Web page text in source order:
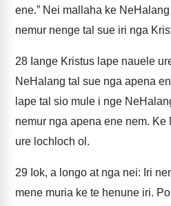
ene.” Nei mallaha ke
nemur nenge tal sue iri nga
28 Iange Kristus lape nauele
NeHalang tal sue nga apena
lape tal sio mule i nge
nemur nga apena ene nem.
ure lochloch ol.
29 Iok, a longo at nga nei: Iri
mene muria ke te henune iri.